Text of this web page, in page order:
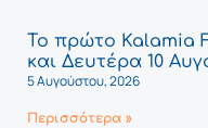
Το πρώτο Kalamia
και Δευτέρα 10
5 Αυγούστου, 2026
Περισσότερα »